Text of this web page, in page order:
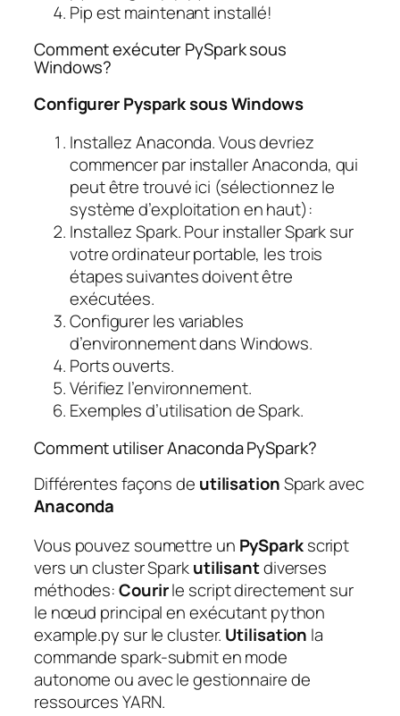
Pip est maintenant installé!
Comment exécuter PySpark sous
Windows?
Configurer Pyspark sous Windows
Installez Anaconda. Vous devriez
commencer par installer Anaconda, qui
peut être trouvé ici (sélectionnez le
système d’exploitation en haut):
Installez Spark. Pour installer Spark sur
votre ordinateur portable, les trois
étapes suivantes doivent être
exécutées.
Configurer les variables
d’environnement dans Windows.
Ports ouverts.
Vérifiez l’environnement.
Exemples d’utilisation de Spark.
Comment utiliser Anaconda PySpark?
Différentes façons de utilisationSpark avec
Anaconda
Vous pouvez soumettre un PySparkscript
vers un cluster Sparkutilisantdiverses
méthodes:Courirle script directement sur
le nœud principal en exécutant python
example.py sur le cluster. Utilisation la
commande spark-submit en mode
autonome ou avec le gestionnaire de
ressources YARN.